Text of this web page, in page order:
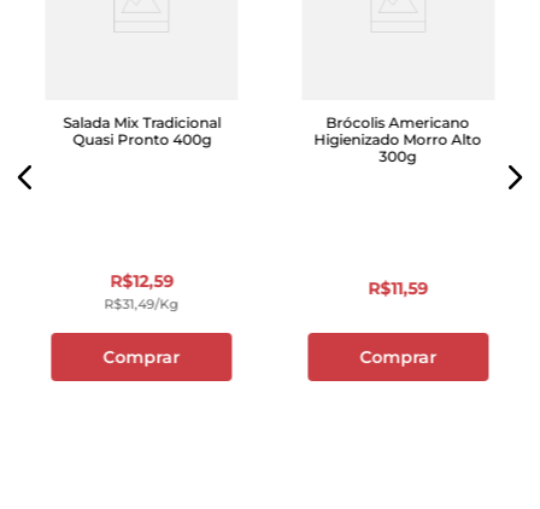
Salada Mix Tradicional
Quasi Pronto 400g
R$12,59
R$31,49/kg
Comprar
Brócolis Americano
Higienizado Morro Alto
300g
R$11,59
Comprar